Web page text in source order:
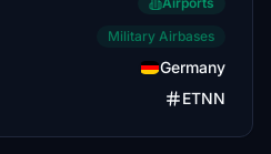
Military Airbases
Germany
ETNN